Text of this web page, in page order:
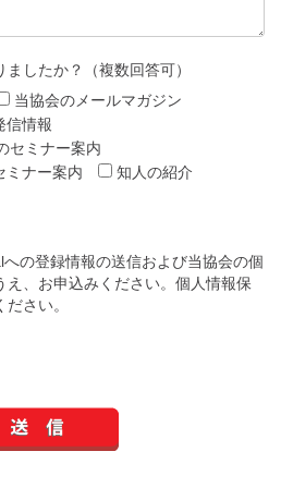
したか？（複数回答可）
当協会のメールマガジン
信情報
セミナー案内
ミナー案内
知人の紹介
の登録情報の送信および当協会の個
え、お申込みください。個人情報保
さい。